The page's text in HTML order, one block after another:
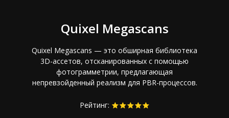
Quixel Megascans
Quixel Megascans — это обширная библиотека
3D-ассетов, отсканированных с помощью
фотограмметрии, предлагающая
непревзойденный реализм для PBR-процессов.
Рейтинг: